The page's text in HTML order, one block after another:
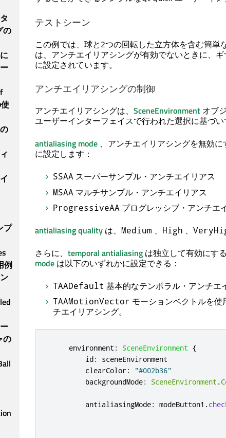
の
プ
例
の
テストシーン
この例では、球と2つの回転した立方体を含む簡単
は、アンチエイリアシングが有効でないときに、
に設定されています。
アンチエイリアシングの制御
アンチエイリアシングは、 SceneEnvironment オブ
ユーザーインターフェイスで行われた選択に基づい
antialiasing mode 、アンチエイリアシングを無効に
に設定します：
SSAA スーパーサンプル・アンチエイリアス
MSAA マルチサンプル・アンチエイリアス
ProgressiveAA プログレッシブ・アンチエ
antialiasing quality は、 Medium 、 High 、
さらに、 temporal antialiasing は独立して有効にす
mode は以下のいずれかに設定できる：
TAADefault 基本的なテンポラル・アンチエ
TAAMotionVector モーションベクトルを
チエイリアシング。
environment : SceneEnvironment {
id:
sceneEnvironment
clearColor:
"#002b36"
backgroundMode: SceneEnvironment .
antialiasingMode: modeButton1 .